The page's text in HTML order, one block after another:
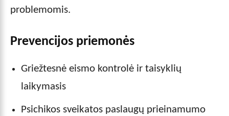
problemomis.
Prevencijos priemonės
Griežtesnė eismo kontrolė ir taisyklių
laikymasis
Psichikos sveikatos paslaugų prieinamumo